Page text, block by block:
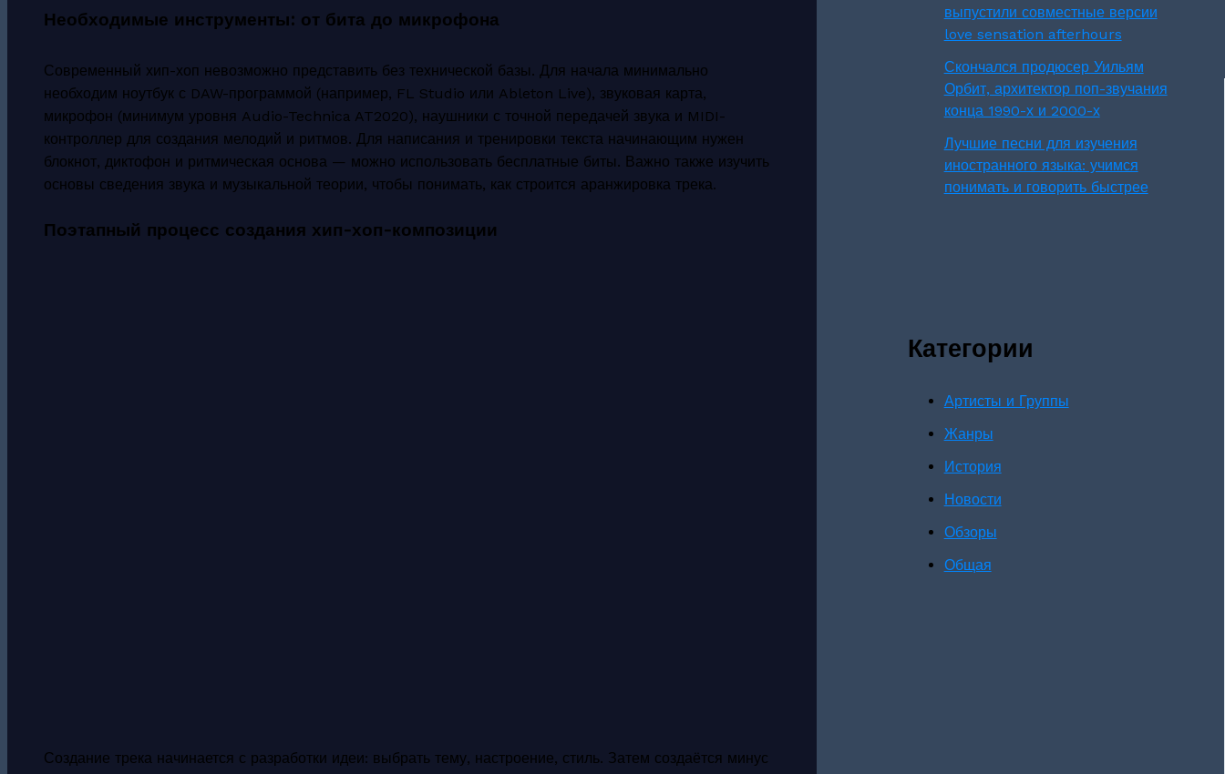
Необходимые инструменты: от бита до микрофона
Современный хип-хоп невозможно представить без технической базы. Для начала минимально
необходим ноутбук с DAW-программой (например, FL Studio или Ableton Live), звуковая карта,
микрофон (минимум уровня Audio-Technica AT2020), наушники с точной передачей звука и MIDI-
контроллер для создания мелодий и ритмов. Для написания и тренировки текста начинающим нужен
блокнот, диктофон и ритмическая основа — можно использовать бесплатные биты. Важно также изучить
основы сведения звука и музыкальной теории, чтобы понимать, как строится аранжировка трека.
Поэтапный процесс создания хип-хоп-композиции
Создание трека начинается с разработки идеи: выбрать тему, настроение, стиль. Затем создаётся минус
выпустили совместные версии
love sensation afterhours
Скончался продюсер Уильям
Орбит, архитектор поп-звучания
конца 1990-х и 2000-х
Лучшие песни для изучения
иностранного языка: учимся
понимать и говорить быстрее
Категории
Артисты и Группы
Жанры
История
Новости
Обзоры
Общая